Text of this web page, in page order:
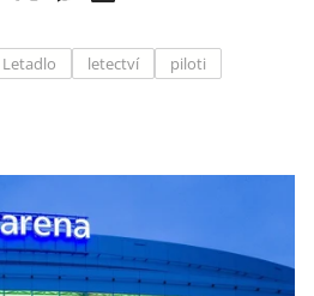
Letadlo letectví piloti